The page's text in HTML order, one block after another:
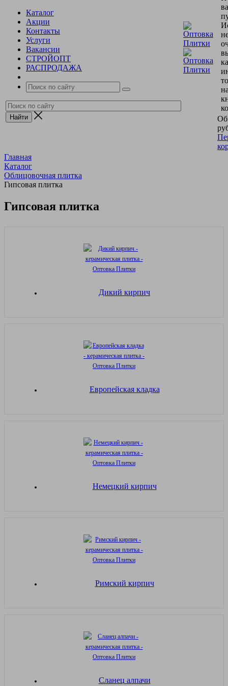
Каталог
Акции
Контакты
Услуги
Вакансии
СТРОЙОПТ
РАСПРОДАЖА
Главная
Каталог
Облицовочная плитка
Гипсовая плитка
Гипсовая плитка
Дикий кирпич
Европейская кладка
Немецкий кирпич
Римский кирпич
Сланец алпачи